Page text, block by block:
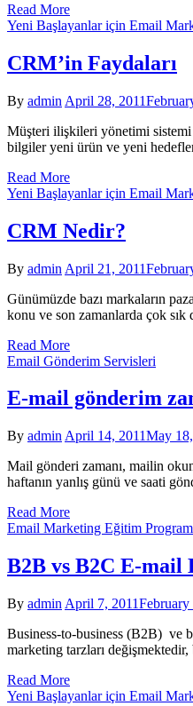
Read More
Yeni Başlayanlar için Email
CRM’in Faydaları
By admin April 28, 2011
Müşteri ilişkileri yönetimi
bilgiler yeni ürün ve yeni
Read More
Yeni Başlayanlar için Email
CRM Nedir?
By admin April 21, 2011
Günümüzde bazı markaların
konu ve son zamanlarda çok
Read More
Email Gönderim Servisleri
E-mail gönderim
By admin April 14, 2011May
Mail gönderi zamanı, mailin
haftanın yanlış günü ve saati
Read More
Email Marketing Eğitim
B2B vs B2C E-mail
By admin April 7, 2011February
Business-to-business (B2B) ve
marketing tarzları
Read More
Yeni Başlayanlar için Email